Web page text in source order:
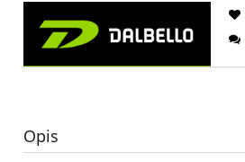
Opis